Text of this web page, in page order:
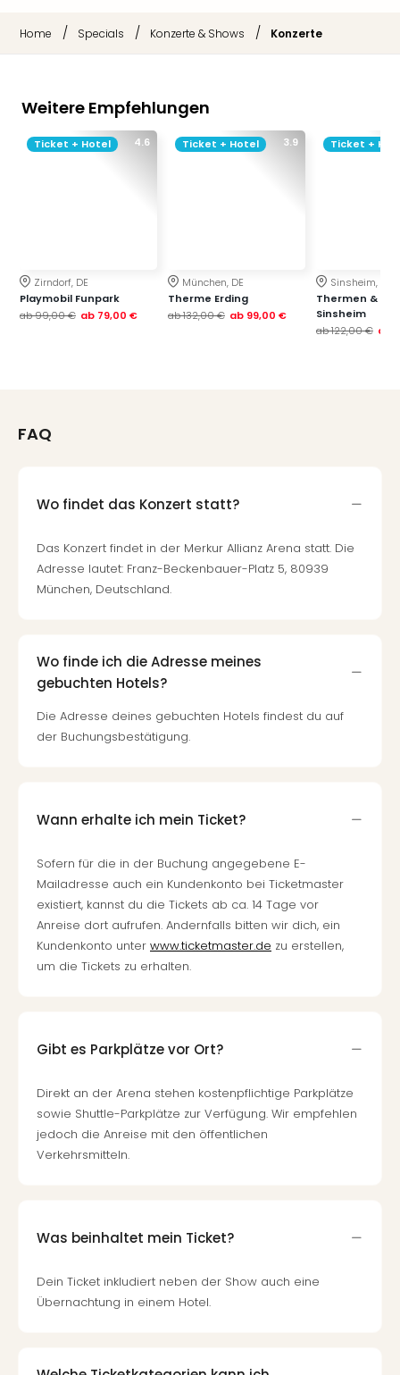
Home / Specials / Konzerte & Shows / Konzerte
Weitere Empfehlungen
4.6
Ticket + Hotel
Zirndorf, DE
Playmobil Funpark
ab99,00 € ab 79,00 €
3.9
Ticket + Hotel
München, DE
Therme Erding
ab132,00 € ab 99,00 €
Ticket +
Sinsheim, DE
Thermen &
Sinsheim
ab122,00 € ab
FAQ
Wo findet das Konzert statt?
Das Konzert findet in der Merkur Allianz Arena statt. Die
Adresse lautet: Franz-Beckenbauer-Platz 5, 80939
München, Deutschland.
Wo finde ich die Adresse meines
gebuchten Hotels?
Die Adresse deines gebuchten Hotels findest du auf
der Buchungsbestätigung.
Wann erhalte ich mein Ticket?
Sofern für die in der Buchung angegebene E-
Mailadresse auch ein Kundenkonto bei Ticketmaster
existiert, kannst du die Tickets ab ca. 14 Tage vor
Anreise dort aufrufen. Andernfalls bitten wir dich, ein
Kundenkonto unter www.ticketmaster.de zu erstellen,
um die Tickets zu erhalten.
Gibt es Parkplätze vor Ort?
Direkt an der Arena stehen kostenpflichtige Parkplätze
sowie Shuttle-Parkplätze zur Verfügung. Wir empfehlen
jedoch die Anreise mit den öffentlichen
Verkehrsmitteln.
Was beinhaltet mein Ticket?
Dein Ticket inkludiert neben der Show auch eine
Übernachtung in einem Hotel.